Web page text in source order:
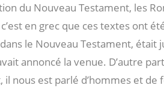
du Nouveau Testament, les
en grec que ces textes ont
le Nouveau Testament, était
annoncé la venue. D’autre
il nous est parlé d’hommes et